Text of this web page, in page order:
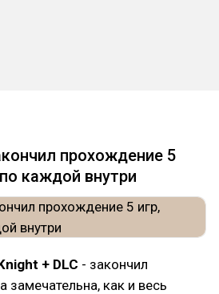
прохождение 5
каждой внутри
+ DLC - закончил
замечательна, как и весь